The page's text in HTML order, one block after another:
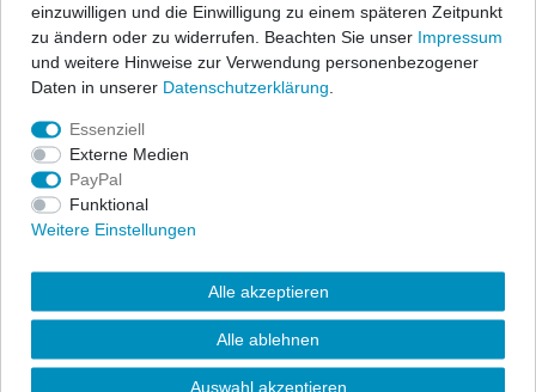
Technische Daten
Angaben Produktsicherheit
Zur optischen Reduzierung der Fahrzeughöhe bietet ap eine
preiswerte, aber dennoch hochwertige Option für mehr Agilität
Bei einer Tieferlegung bis zu ca. 40 mm können weiterhin die
Seriendämpfer verwendet werden.
Bei größerer Tieferlegung oder Keilform werden gekürzte
einzuwilligen und die Einwilligung zu einem späteren Zeitpunkt
zu ändern oder zu widerrufen. Beachten Sie unser Impressum
und weitere Hinweise zur Verwendung personenbezogener
Daten in unserer Daten­schutz­erklärung
Essenziell
Externe Medien
PayPal
Funktional
Weitere Einstellungen
Alle akzeptieren
Alle ablehnen
Auswahl akzeptieren